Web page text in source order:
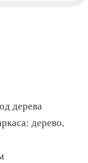
В уникально
технология
дерева
дерево,